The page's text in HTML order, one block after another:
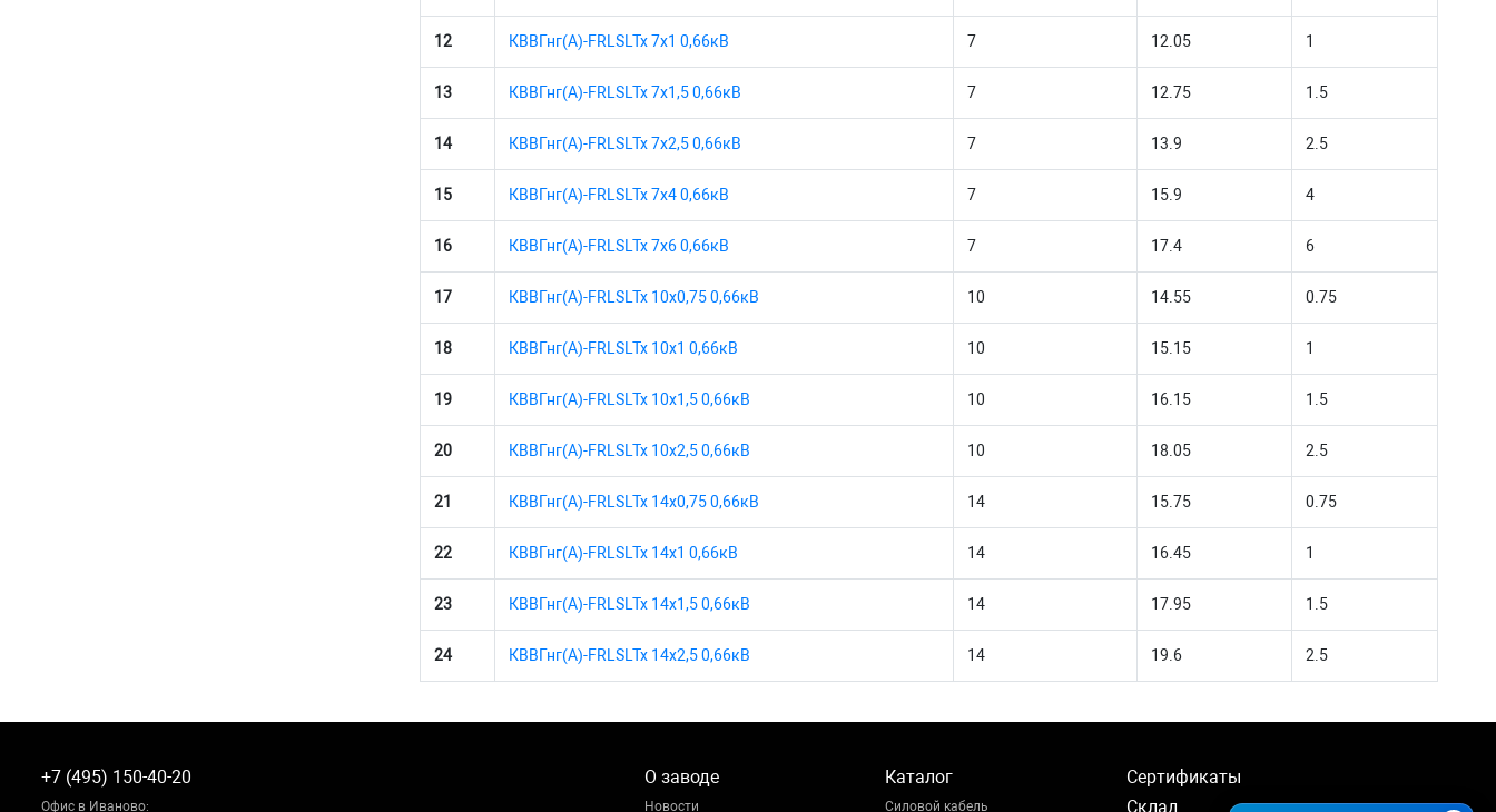
12 КВВГнг(А)-FRLSLTx 7х1 0,66кВ 7 12.05 1
13 КВВГнг(А)-FRLSLTx 7х1,5 0,66кВ 7 12.75 1.5
14 КВВГнг(А)-FRLSLTx 7х2,5 0,66кВ 7 13.9 2.5
15 КВВГнг(А)-FRLSLTx 7х4 0,66кВ 7 15.9 4
16 КВВГнг(А)-FRLSLTx 7х6 0,66кВ 7 17.4 6
17 КВВГнг(А)-FRLSLTx 10х0,75 0,66кВ 10 14.55 0.75
18 КВВГнг(А)-FRLSLTx 10х1 0,66кВ 10 15.15 1
19 КВВГнг(А)-FRLSLTx 10х1,5 0,66кВ 10 16.15 1.5
20 КВВГнг(А)-FRLSLTx 10х2,5 0,66кВ 10 18.05 2.5
21 КВВГнг(А)-FRLSLTx 14х0,75 0,66кВ 14 15.75 0.75
22 КВВГнг(А)-FRLSLTx 14х1 0,66кВ 14 16.45 1
23 КВВГнг(А)-FRLSLTx 14х1,5 0,66кВ 14 17.95 1.5
24 КВВГнг(А)-FRLSLTx 14х2,5 0,66кВ 14 19.6 2.5
+7 (495) 150-40-20
Офис в Иваново:
О заводе
Новости
Каталог
Силовой кабель
Сертификаты
Склад